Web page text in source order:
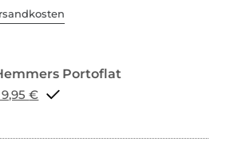
Portoflat schon ab 9,95 €